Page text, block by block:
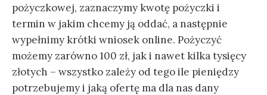
pożyczkowej, zaznaczymy kwotę pożyczki i
termin w jakim chcemy ją oddać, a następnie
wypełnimy krótki wniosek online. Pożyczyć
możemy zarówno 100 zł, jak i nawet kilka tysięcy
złotych – wszystko zależy od tego ile pieniędzy
potrzebujemy i jaką ofertę ma dla nas dany